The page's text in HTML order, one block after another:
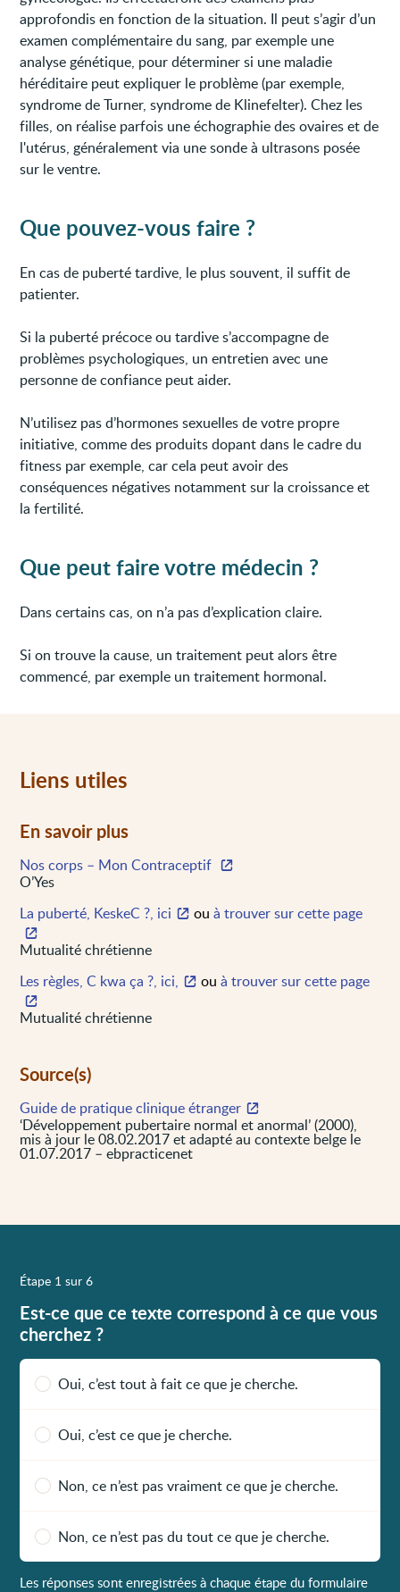
approfondis en fonction de la situation. Il peut s’agir d’un
examen complémentaire du sang, par exemple une
analyse génétique, pour déterminer si une maladie
héréditaire peut expliquer le problème (par exemple,
syndrome de Turner, syndrome de Klinefelter). Chez les
filles, on réalise parfois une échographie des ovaires et de
l'utérus, généralement via une sonde à ultrasons posée
sur le ventre.
Que pouvez-vous faire ?
En cas de puberté tardive, le plus souvent, il suffit de
patienter.
Si la puberté précoce ou tardive s’accompagne de
problèmes psychologiques, un entretien avec une
personne de confiance peut aider.
N’utilisez pas d’hormones sexuelles de votre propre
initiative, comme des produits dopant dans le cadre du
fitness par exemple, car cela peut avoir des
conséquences négatives notamment sur la croissance et
la fertilité.
Que peut faire votre médecin ?
Dans certains cas, on n’a pas d’explication claire.
Si on trouve la cause, un traitement peut alors être
commencé, par exemple un traitement hormonal.
Liens utiles
En savoir plus
Nos corps – Mon Contraceptif
O’Yes
La puberté, KeskeC ?, ici
ouà trouver sur cette page
Mutualité chrétienne
Les règles, C kwa ça ?, ici,
ouà trouver sur cette page
Mutualité chrétienne
Source(s)
Guide de pratique clinique étranger
‘Développement pubertaire normal et anormal’ (2000),
mis à jour le 08.02.2017 et adapté au contexte belge le
01.07.2017 – ebpracticenet
Étape 1 sur 6
Est-ce que ce texte correspond à ce que vous
cherchez ?
Oui, c’est tout à fait ce que je cherche.
Oui, c’est ce que je cherche.
Non, ce n’est pas vraiment ce que je cherche.
Non, ce n’est pas du tout ce que je cherche.
Les réponses sont enregistrées à chaque étape du formulaire